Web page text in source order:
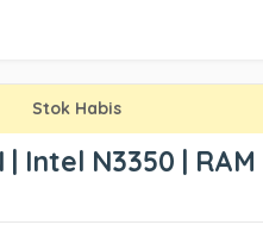
Stok Habis
Intel N3350 | RAM